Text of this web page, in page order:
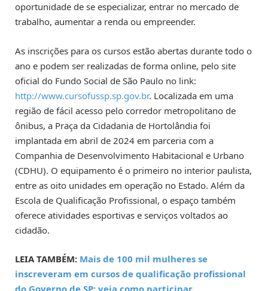
oportunidade de se especializar, entrar no mercado de
trabalho, aumentar a renda ou empreender.
As inscrições para os cursos estão abertas durante todo o
ano e podem ser realizadas de forma online, pelo site
oficial do Fundo Social de São Paulo no link:
http://www.cursofussp.sp.gov.br. Localizada em uma
região de fácil acesso pelo corredor metropolitano de
ônibus, a Praça da Cidadania de Hortolândia foi
implantada em abril de 2024 em parceria com a
Companhia de Desenvolvimento Habitacional e Urbano
(CDHU). O equipamento é o primeiro no interior paulista,
entre as oito unidades em operação no Estado. Além da
Escola de Qualificação Profissional, o espaço também
oferece atividades esportivas e serviços voltados ao
cidadão.
LEIA TAMBÉM: Mais de 100 mil mulheres se
inscreveram em cursos de qualificação profissional
do Governo de SP; veja como participar